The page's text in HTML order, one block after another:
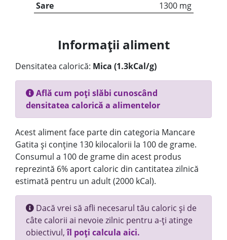
Sare
1300 mg
Informații aliment
Densitatea calorică: Mica (1.3kCal/g)
Află cum poți slăbi cunoscând
densitatea calorică a alimentelor
Acest aliment face parte din categoria Mancare
Gatita și conține 130 kilocalorii la 100 de grame.
Consumul a 100 de grame din acest produs
reprezintă 6% aport caloric din cantitatea zilnică
estimată pentru un adult (2000 kCal).
Dacă vrei să afli necesarul tău caloric și de
câte calorii ai nevoie zilnic pentru a-ți atinge
obiectivul,îl poți calcula aici.